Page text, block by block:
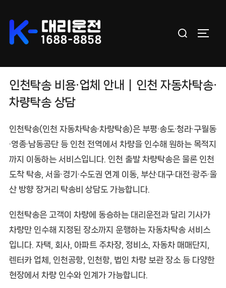
content
Search
인천탁송 비용·업체 안내｜인천 자동차탁송·
차량탁송 상담
인천탁송(인천 자동차탁송·차량탁송)은 부평·송도·청라·구월동
·영종·남동공단 등 인천 전역에서 차량을 인수해 원하는 목적지
까지 이동하는 서비스입니다. 인천 출발 차량탁송은 물론 인천
도착 탁송, 서울·경기·수도권 연계 이동, 부산·대구·대전·광주·울
산 방향 장거리 탁송비 상담도 가능합니다.
인천탁송은 고객이 차량에 동승하는 대리운전과 달리 기사가
차량만 인수해 지정된 장소까지 운행하는 자동차탁송 서비스
입니다. 자택, 회사, 아파트 주차장, 정비소, 자동차 매매단지,
렌터카 업체, 인천공항, 인천항, 법인 차량 보관 장소 등 다양한
현장에서 차량 인수와 인계가 가능합니다.